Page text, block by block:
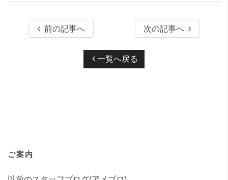
前の記事へ 次の記事へ
一覧へ戻る
ご案内